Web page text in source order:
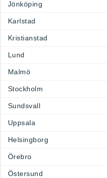
Jönköping
Karlstad
Kristianstad
Lund
Malmö
Stockholm
Sundsvall
Uppsala
Helsingborg
Örebro
Östersund